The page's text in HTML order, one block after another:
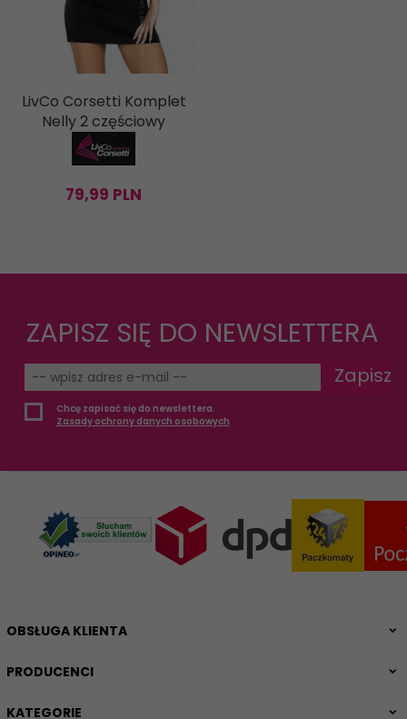
LivCo Corsetti Komplet
Nelly 2 częściowy
79,99 PLN
ZAPISZ SIĘ DO NEWSLETTERA
Zapisz
Chcę zapisać się do newslettera.
Zasady ochrony danych osobowych
OBSŁUGA KLIENTA
PRODUCENCI
KATEGORIE